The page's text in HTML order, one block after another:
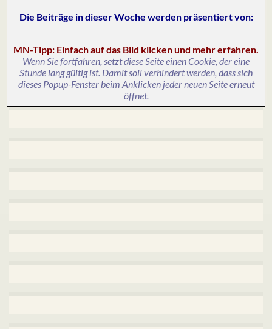
Die Beiträge in dieser Woche werden präsentiert von:
MN-Tipp: Einfach auf das Bild klicken und mehr erfahren.
Wenn Sie fortfahren, setzt diese Seite einen Cookie, der eine
Stunde lang gültig ist. Damit soll verhindert werden, dass sich
dieses Popup-Fenster beim Anklicken jeder neuen Seite erneut
öffnet.